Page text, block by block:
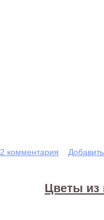
2 комментария
Цветы из